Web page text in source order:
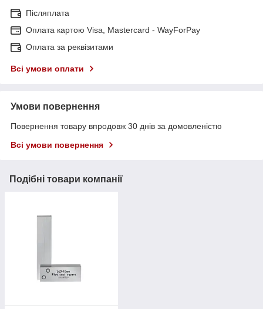
Післяплата
Оплата картою Visa, Mastercard - WayForPay
Оплата за реквізитами
Всі умови оплати
Умови повернення
Повернення товару впродовж 30 днів за домовленістю
Всі умови повернення
Подібні товари компанії